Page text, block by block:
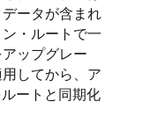
ータが含まれ
・ルートで一
ップグレー
してから、ア
ートと同期化